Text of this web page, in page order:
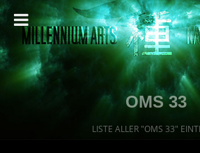
OMS 33
LISTE ALLER "OMS 33"